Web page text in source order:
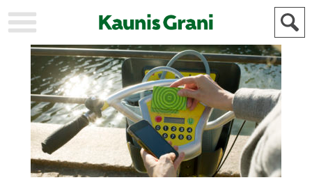
KAUPUNKI
STADEN
AJANKOHTAISTA
AKTUELLT
URHEILU
IDROTT
KULTTUURI
KULTUR
HISTORIA
HISTORIA
YLEINEN
ALLMÄN